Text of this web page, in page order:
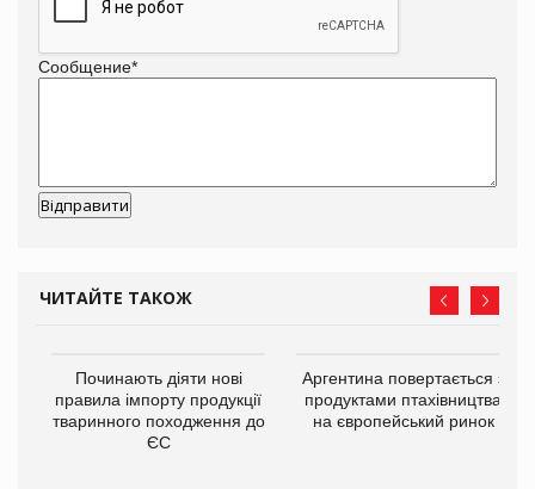
Сообщение*
ЧИТАЙТЕ ТАКОЖ
Починають діяти нові
правила імпорту продукції
тваринного походження до
ЄС
Аргентина повертається з
продуктами птахівництва
на європейський ринок